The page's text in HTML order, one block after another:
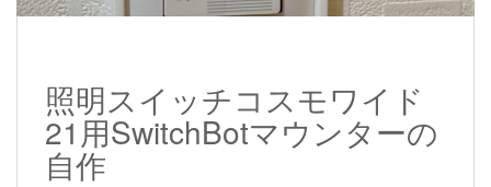
照明スイッチコスモワイド
21用SwitchBotマウンターの
自作